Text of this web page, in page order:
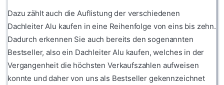
Dazu zählt auch die Auflistung der verschiedenen
Dachleiter Alu kaufen in eine Reihenfolge von eins bis zehn.
Dadurch erkennen Sie auch bereits den sogenannten
Bestseller, also ein Dachleiter Alu kaufen, welches in der
Vergangenheit die höchsten Verkaufszahlen aufweisen
konnte und daher von uns als Bestseller gekennzeichnet